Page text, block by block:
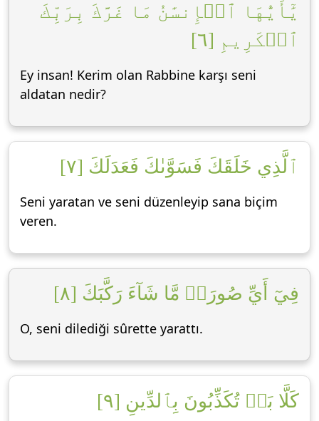
يَٰٓأَيُّهَا ٱلۡإِنسَٰنُ مَا غَرَّكَ بِرَبِّكَ
ٱلۡكَرِيمِ [٦]
Ey insan! Kerim olan Rabbine karşı seni
aldatan nedir?
ٱلَّذِي خَلَقَكَ فَسَوَّىٰكَ فَعَدَلَكَ [٧]
Seni yaratan ve seni düzenleyip sana biçim
veren.
فِيٓ أَيِّ صُورَةٖ مَّا شَآءَ رَكَّبَكَ [٨]
O, seni dilediği sûrette yarattı.
كَلَّا بَلۡ تُكَذِّبُونَ بِٱلدِّينِ [٩]